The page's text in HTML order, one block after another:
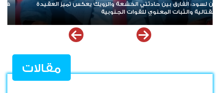
استهداف سفينة تجارية في خليج عدن
هاني بن
مقالات